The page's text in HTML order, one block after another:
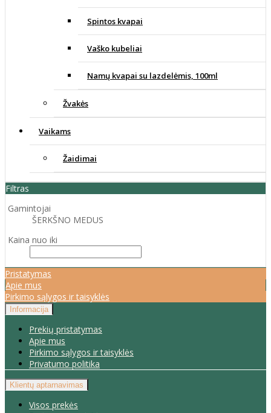
Spintos kvapai
Vaško kubeliai
Namų kvapai su lazdelėmis, 100ml
Žvakės
Vaikams
Žaidimai
Filtras
Gamintojai
ŠERKŠNO MEDUS
Kaina nuo iki
Pristatymas
Apie mus
Pirkimo sąlygos ir taisyklės
Informacija
Prekių pristatymas
Apie mus
Pirkimo sąlygos ir taisyklės
Privatumo politika
Klientų aptarnavimas
Visos prekės